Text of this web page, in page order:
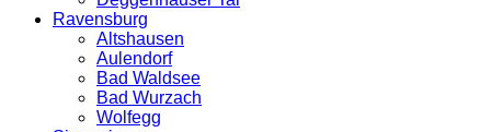
Ravensburg
Altshausen
Aulendorf
Bad Waldsee
Bad Wurzach
Wolfegg